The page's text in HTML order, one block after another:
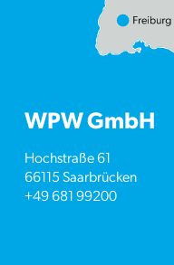
WPW GmbH
Hochstraße 61
66115 Saarbrücken
+49 681 99200